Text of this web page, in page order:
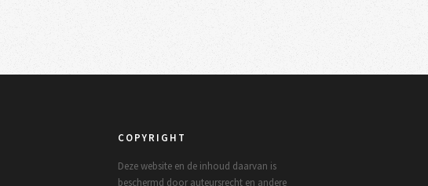
COPYRIGHT
Deze website en de inhoud daarvan is
beschermd door auteursrecht en andere